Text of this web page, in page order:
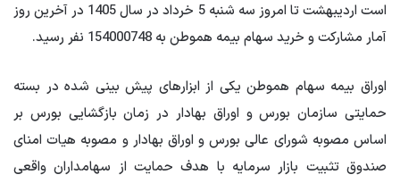
است اردیبهشت تا امروز سه شنبه 5 خرداد در سال 1405 در آخرین روز
آمار مشارکت و خرید سهام بیمه هموطن به 154000748 نفر رسید.
اوراق بیمه سهام هموطن یکی از ابزارهای پیش بینی شده در بسته
حمایتی سازمان بورس و اوراق بهادار در زمان بازگشایی بورس بر
اساس مصوبه شورای عالی بورس و اوراق بهادار و مصوبه هیات امنای
صندوق تثبیت بازار سرمایه با هدف حمایت از سهامداران واقعی